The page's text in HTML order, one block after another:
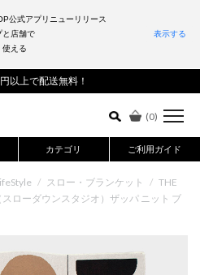
以上で配送無料！
(0)
カテゴリ ご利用ガイド
詳細検索はこちら
/ スロー・ブランケット / THE
ローダウンスタジオ）ザッパ ニット ブ
公式アプリニューリリース
と店舗で
使える
表示する